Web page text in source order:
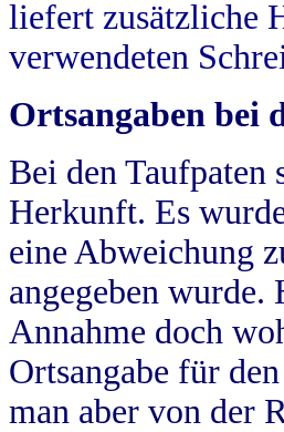
liefert zusätzliche
verwendeten
Ortsangaben bei
Bei den Taufpaten
Herkunft. Es
eine Abweichung
angegeben
Annahme doch
Ortsangabe für
man aber von der